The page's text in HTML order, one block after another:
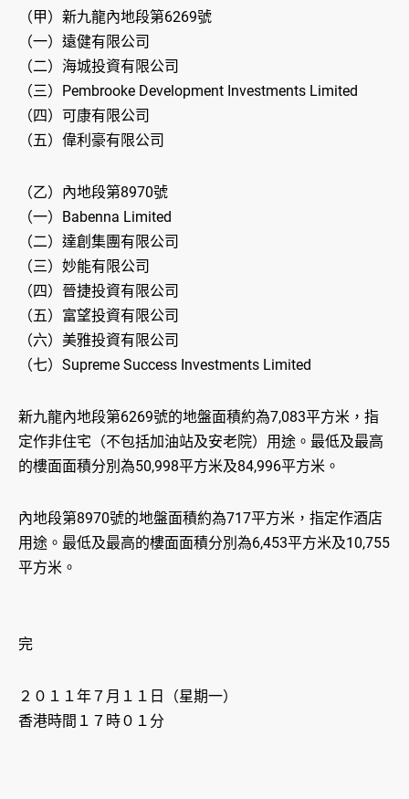
（甲）新九龍內地段第6269號
（一）遠健有限公司
（二）海城投資有限公司
（三）Pembrooke Development Investments Limited
（四）可康有限公司
（五）偉利豪有限公司
（乙）內地段第8970號
（一）Babenna Limited
（二）達創集團有限公司
（三）妙能有限公司
（四）晉捷投資有限公司
（五）富望投資有限公司
（六）美雅投資有限公司
（七）Supreme Success Investments Limited
新九龍內地段第6269號的地盤面積約為7,083平方米，指
定作非住宅（不包括加油站及安老院）用途。最低及最高
的樓面面積分別為50,998平方米及84,996平方米。
內地段第8970號的地盤面積約為717平方米，指定作酒店
用途。最低及最高的樓面面積分別為6,453平方米及10,755
平方米。
完
２０１１年７月１１日（星期一）
香港時間１７時０１分